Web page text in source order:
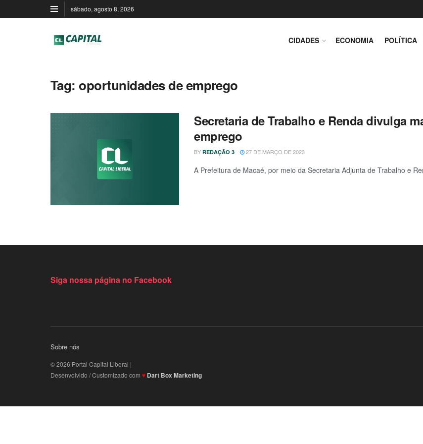
sábado, agosto 8, 2026
CIDADES ECONOMIA POLÍTICA
Tag: oportunidades de emprego
Secretaria de Trabalho e Renda divulga
emprego
BY REDAÇÃO 3 27 DE MARÇO DE 2023
A Prefeitura de Macaé, por meio da Secretaria Adjunta de Trabalho e
Siga nossa página no Facebook
Sobre nós
© 2026 Portal Capital Liberal |
Desenvolvido / Customizado com ♥ Dart Box Marketing